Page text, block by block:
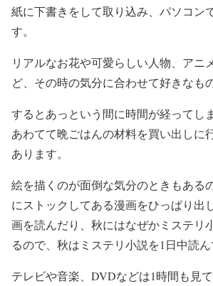
紙に下書きをして取り込み、パソコン
す。
リアルなお花や可愛らしい人物、アニ
ど、その時の気分に合わせて好きなも
するとあっという間に時間が経ってし
あわてて晩ごはんの材料を買い出しに
あります。
絵を描くのが面倒な気分のときもある
にストックしてある漫画をひっぱり出
画を読んだり、秋にはなぜかミステリ
るので、秋はミステリ小説を1日中読ん
テレビや音楽、DVDなどは1時間も見